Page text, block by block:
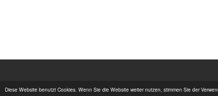
Diese Website benutzt Cookies. Wenn Sie die Website weiter nutzen, stimmen Sie der